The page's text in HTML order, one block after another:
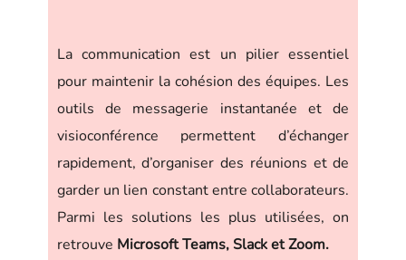
La communication est un pilier essentiel
pour maintenir la cohésion des équipes. Les
outils de messagerie instantanée et de
visioconférence permettent d’échanger
rapidement, d’organiser des réunions et de
garder un lien constant entre collaborateurs.
Parmi les solutions les plus utilisées, on
retrouve Microsoft Teams, Slack et Zoom.